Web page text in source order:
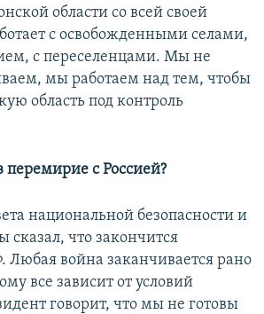
области со всей своей
с освобожденными селами,
с переселенцами. Мы не
мы работаем над тем, чтобы
область под контроль
перемирие с Россией?
национальной безопасности и
что закончится
Любая война заканчивается рано
все зависит от условий
говорит, что мы не готовы